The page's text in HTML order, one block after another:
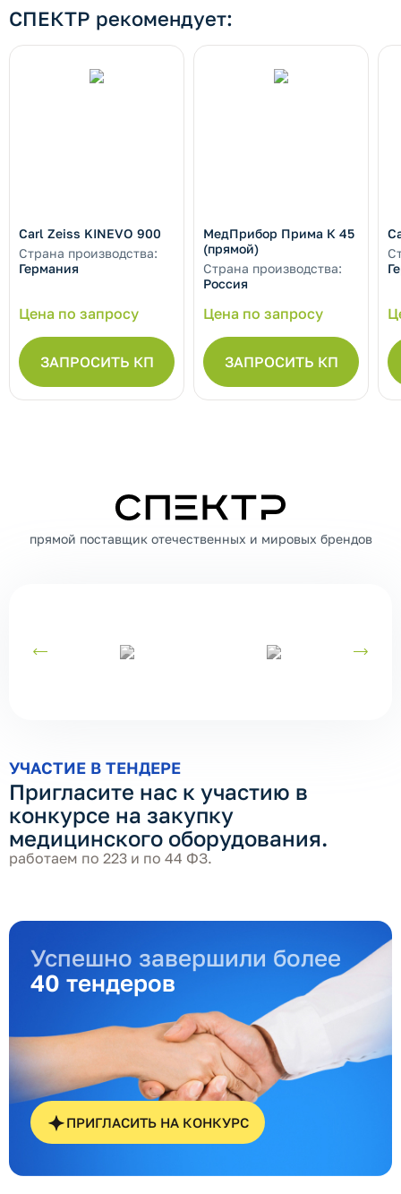
СПЕКТР рекомендует:
Carl Zeiss KINEVO 900
Страна производства:
Германия
Цена по запросу
ЗАПРОСИТЬ КП
МедПрибор Прима К 45
(прямой)
Страна производства:
Россия
Цена по запросу
ЗАПРОСИТЬ КП
СПЕКТР
прямой поставщик отечественных и мировых брендов
УЧАСТИЕ В ТЕНДЕРЕ
Пригласите нас к участию в
конкурсе на закупку
медицинского оборудования.
работаем по 223 и по 44 ФЗ.
Успешно завершили более
40 тендеров
ПРИГЛАСИТЬ НА КОНКУРС